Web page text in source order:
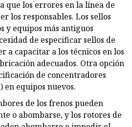
que los errores en la línea de
los responsables. Los sellos
y equipos más antiguos
de especificar sellos de
a capacitar a los técnicos en los
adecuados. Otra opción
de concentradores
en equipos nuevos.
de los frenos pueden
o abombarse, y los rotores de